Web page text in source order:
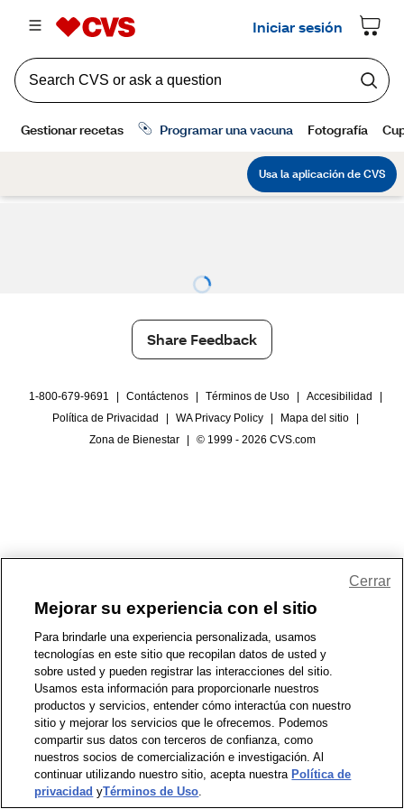
Share Feedback
1-800-679-9691 Contáctenos Términos de Uso Accesibilidad
Política de Privacidad
WA Privacy Policy Mapa del sitio
Zona de Bienestar
© 1999 - 2026 CVS.com
Mejorar su experiencia con el sitio
Para brindarle una experiencia personalizada, usamos
tecnologías en este sitio que recopilan datos de usted y
sobre usted y pueden registrar las interacciones del sitio.
Usamos esta información para proporcionarle nuestros
productos y servicios, entender cómo interactúa con nuestro
sitio y mejorar los servicios que le ofrecemos. Podemos
compartir sus datos con terceros de confianza, como
nuestros socios de comercialización e investigación. Al
continuar utilizando nuestro sitio, acepta nuestra Política de
privacidad yTérminos de Uso.
Cerrar